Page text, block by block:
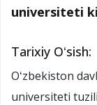
universiteti
Tarixiy Oʻsish:
Oʻzbekiston
universiteti